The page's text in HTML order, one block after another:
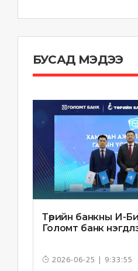
БУСАД МЭДЭЭ
Төрийн банкны И-
Голомт банк
2026-06-25 | 9:33:55